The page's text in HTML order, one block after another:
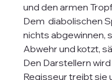
und den armen
Dem  diabolischen
nichts abgewinnen,
Abwehr und kotzt,
Den Darstellern
Regisseur treibt sie